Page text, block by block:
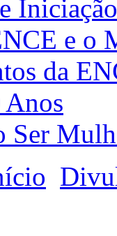
e o
da
Ser